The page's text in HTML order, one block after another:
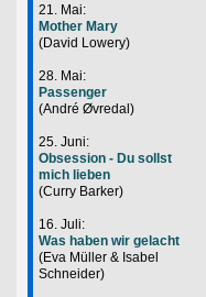
21. Mai:
Mother Mary
(David Lowery)
28. Mai:
Passenger
(André Øvredal)
25. Juni:
Obsession - Du sollst
mich lieben
(Curry Barker)
16. Juli:
Was haben wir gelacht
(Eva Müller & Isabel
Schneider)